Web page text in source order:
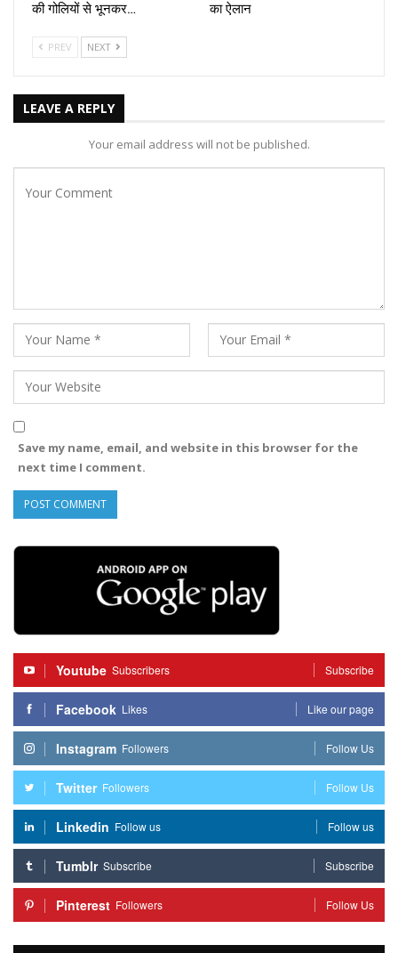
की गोलियों से भूनकर…
का ऐलान
PREV NEXT
LEAVE A REPLY
Your email address will not be published.
Save my name, email, and website in this browser for the
next time I comment.
Youtube Subscribers Subscribe
Facebook Likes Like our page
Instagram Followers Follow Us
Twitter Followers Follow Us
Linkedin Follow us Follow us
Tumblr Subscribe Subscribe
Pinterest Followers Follow Us